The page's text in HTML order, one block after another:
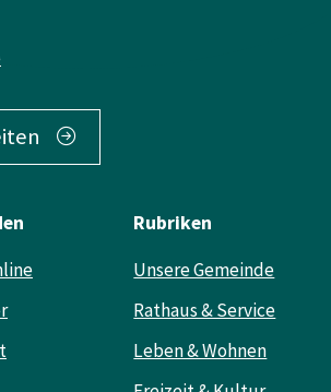
Rubriken
Unsere Gemeinde
Rathaus & Service
Leben & Wohnen